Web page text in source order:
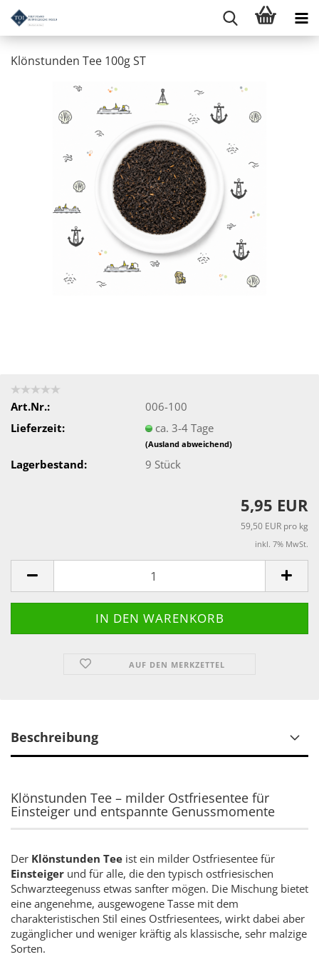
Klönstunden Tee 100g ST
Art.Nr.:
006-100
Lieferzeit:
ca. 3-4 Tage
(Ausland abweichend)
Lagerbestand: 9 Stück
5,95 EUR
59,50 EUR pro kg
inkl. 7% MwSt.
AUF DEN MERKZETTEL
Beschreibung
Klönstunden Tee – milder Ostfriesentee für
Einsteiger und entspannte Genussmomente
Der Klönstunden Tee ist ein milder Ostfriesentee für
Einsteiger und für alle, die den typisch ostfriesischen
Schwarzteegenuss etwas sanfter mögen. Die Mischung bietet
eine angenehme, ausgewogene Tasse mit dem
charakteristischen Stil eines Ostfriesentees, wirkt dabei aber
zugänglicher und weniger kräftig als klassische, sehr malzige
Sorten.